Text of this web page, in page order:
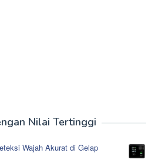
Nilai Tertinggi
Wajah Akurat di Gelap